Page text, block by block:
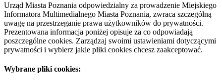
Urząd Miasta Poznania odpowiedzialny za prowadzenie Miejskiego
Informatora Multimedialnego Miasta Poznania, zwraca szczególną
uwagę na przestrzeganie prawa użytkowników do prywatności.
Prezentowana informacja poniżej opisuje za co odpowiadają
poszczególne cookies. Zarządzaj swoimi ustawieniami dotyczącymi
prywatności i wybierz jakie pliki cookies chcesz zaakceptować.
Wybrane pliki cookies: